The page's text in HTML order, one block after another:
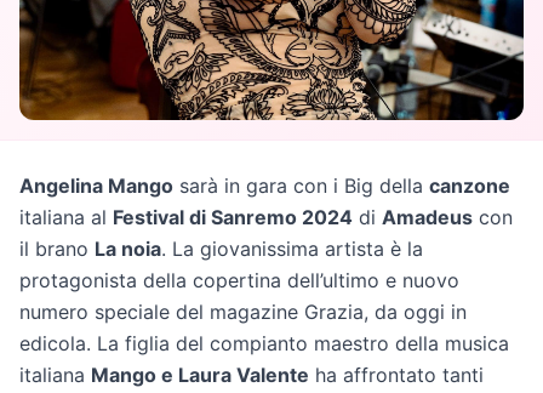
Angelina Mango sarà in gara con i Big della canzone
italiana al Festival di Sanremo 2024 di Amadeus con
il brano La noia. La giovanissima artista è la
protagonista della copertina dell’ultimo e nuovo
numero speciale del magazine Grazia, da oggi in
edicola. La figlia del compianto maestro della musica
italiana Mango e Laura Valente ha affrontato tanti